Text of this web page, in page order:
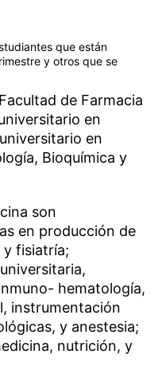
que están
y otros que se
de Farmacia
en
en
Bioquímica y
son
en producción de
y fisiatría;
hematología,
instrumentación
y anestesia;
nutrición, y